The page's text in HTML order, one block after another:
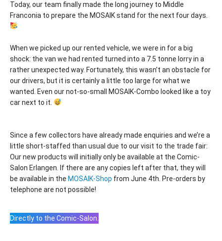
Today, our team finally made the long journey to Middle
Franconia to prepare the MOSAIK stand for the next four days.
When we picked up our rented vehicle, we were in for a big
shock: the van we had rented turned into a 7.5 tonne lorry in a
rather unexpected way. Fortunately, this wasn’t an obstacle for
our drivers, but it is certainly a little too large for what we
wanted. Even our not-so-small MOSAIK-Combo looked like a toy
car next to it.
Since a few collectors have already made enquiries and we’re a
little short-staffed than usual due to our visit to the trade fair:
Our new products will initially only be available at the Comic-
Salon Erlangen. If there are any copies left after that, they will
be available in the MOSAIK-Shop from June 4th. Pre-orders by
telephone are not possible!
Directly to the Comic-Salon.